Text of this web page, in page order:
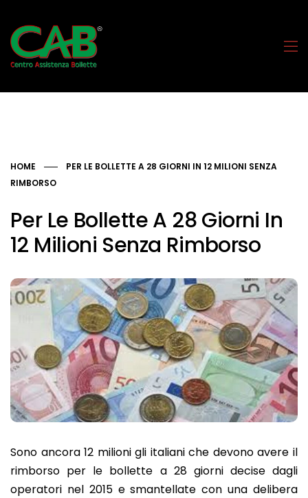
HOME
PER LE BOLLETTE A 28 GIORNI IN 12 MILIONI SENZA
RIMBORSO
Per Le Bollette A 28 Giorni In
12 Milioni Senza Rimborso
Sono ancora 12 milioni gli italiani che devono avere il
rimborso per le bollette a 28 giorni decise dagli
operatori nel 2015 e smantellate con una delibera